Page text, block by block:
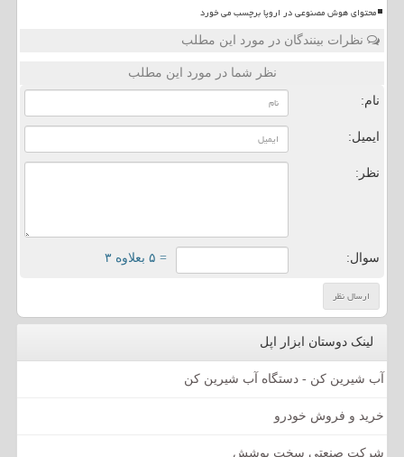
محتوای هوش مصنوعی در اروپا برچسب می خورد
نظرات بینندگان در مورد این مطلب
نظر شما در مورد این مطلب
نام:
ایمیل:
نظر:
سوال: = ۵ بعلاوه ۳
لینک دوستان ابزار اپل
آب شیرین کن - دستگاه آب شیرین کن
خرید و فروش خودرو
شرکت صنعتی سخت پوشش